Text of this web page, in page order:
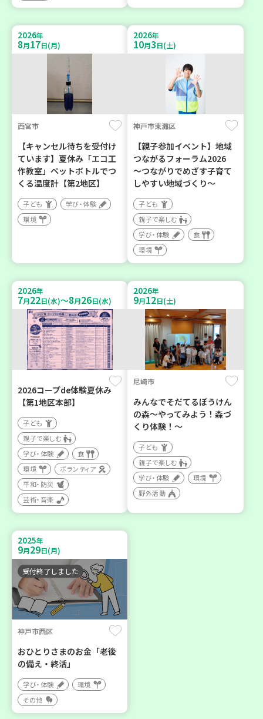
2026年
8月17日(月)
西宮市
【キャンセル待ちを受付け
ています】夏休み「エコ工
作教室」ペットボトルでつ
くる温度計【第2地区】
子ども
学び・体験
環境
2026年
10月3日(土)
神戸市東灘区
【親子参加イベント】地域
つながるフォーラム2026
～つながりでめざす子育て
しやすい地域づくり～
子ども
親子で楽しむ
学び・体験
食
環境
2026年
7月22日(水)～8月26日(水)
2026コープde体験夏休み
【第1地区本部】
子ども
親子で楽しむ
学び・体験
食
環境
ボランティア
平和・防災
芸術・音楽
2026年
9月12日(土)
尼崎市
みんなでそだてるぼうけん
の森～やってみよう！森づ
くり体験！～
子ども
親子で楽しむ
学び・体験
環境
野外活動
2025年
9月29日(月)
受付終了しました
神戸市西区
おひとりさまのお金「老後
の備え・終活」
学び・体験
環境
その他